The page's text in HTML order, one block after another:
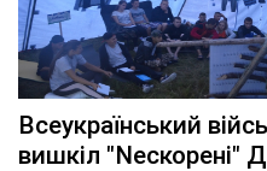
Всеукраїнський
вишкіл "Nескорені"